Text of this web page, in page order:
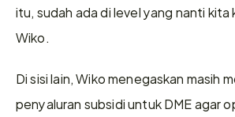
itu, sudah ada di level yang nanti kita
Wiko.
Di sisi lain, Wiko menegaskan masih
penyaluran subsidi untuk DME agar